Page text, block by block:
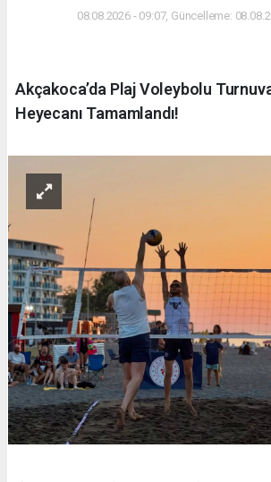
08.08.2026 - 09:07, Güncelleme:
Akçakoca’da Plaj Voleybolu
Heyecanı Tamamlandı!